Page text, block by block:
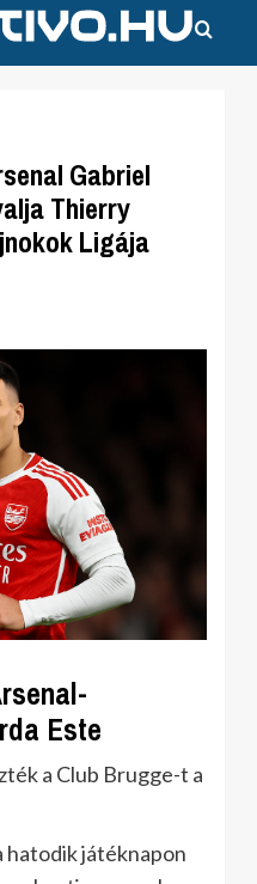
Gabriel
Thierry
Ligája
Este
a Club Brugge-t a
játéknapon